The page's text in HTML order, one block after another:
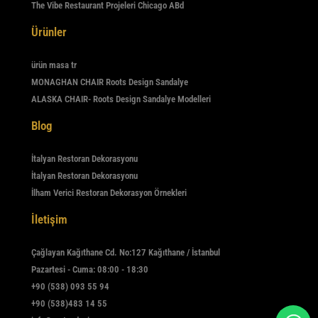
The Vibe Restaurant Projeleri Chicago ABd
Ürünler
ürün masa tr
MONAGHAN CHAIR Roots Design Sandalye
ALASKA CHAIR- Roots Design Sandalye Modelleri
Blog
İtalyan Restoran Dekorasyonu
İtalyan Restoran Dekorasyonu
İlham Verici Restoran Dekorasyon Örnekleri
İletişim
Çağlayan Kağıthane Cd. No:127 Kağıthane / İstanbul
Pazartesi - Cuma: 08:00 - 18:30
+90 (538) 093 55 94
+90 (538)483 14 55